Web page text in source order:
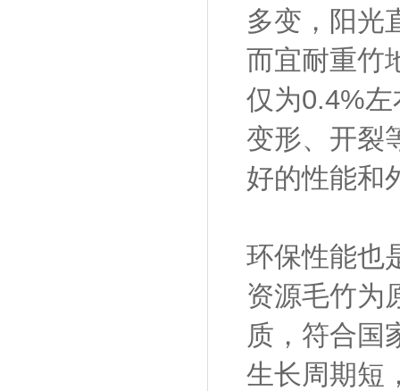
多变，阳光
而宜耐重竹
仅为0.4%
变形、开裂
好的性能和
环保性能也
资源毛竹为
质，符合国
生长周期短